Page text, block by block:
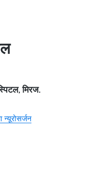
मिरज.
न्यूरोसर्जन